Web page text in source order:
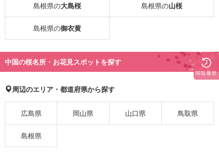
島根県の大島桜 島根県の山桜
島根県の御衣黄
中国の桜名所・お花見スポットを探す
周辺のエリア・都道府県から探す
広島県 岡山県 山口県 鳥取県
島根県
閲覧履歴